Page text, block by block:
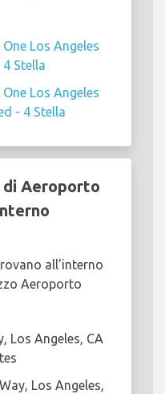
Los Angeles
Stella
Los Angeles
- 4 Stella
di Aeroporto
all'interno
Aeroporto
Los Angeles, CA
Los Angeles,